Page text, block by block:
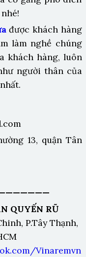
được khách hàng
làm nghề chúng
khách hàng, luôn
người thân của
13, quận Tân
QUYẾN RŨ
P.Tây Thạnh,
Vinaremvn